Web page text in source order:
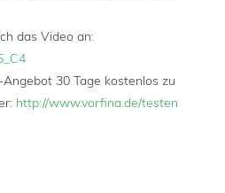
das Video an:
30 Tage kostenlos zu
http://www.vorfina.de/testen